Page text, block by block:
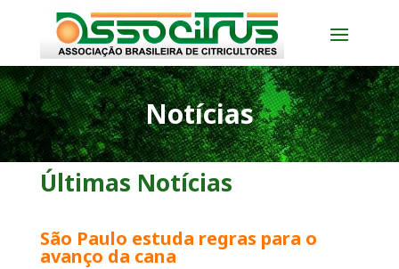
Notícias
Últimas Notícias
São Paulo estuda regras para o
avanço da cana